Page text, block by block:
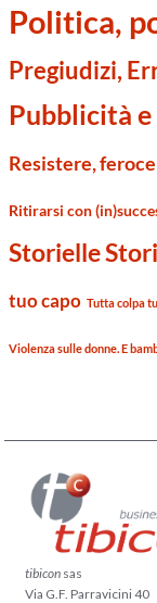
Politica,
Pregiudizi,
Pubblicità
Resistere,
Ritirarsi con
Storielle
tuo capo Tutta colpa
Violenza sulle donne. E
tibicon sas
Via G.F. Parravicini 40